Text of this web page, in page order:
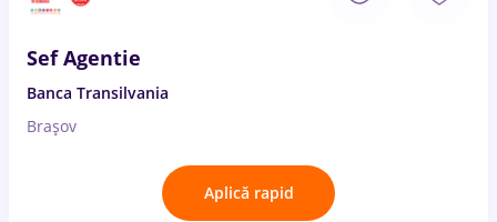
Sef Agentie
Banca Transilvania
Brașov
Aplică rapid